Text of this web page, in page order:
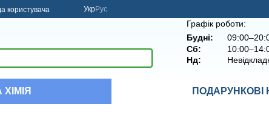
користувача УкрРус
Графік роботи:
Будні:
Сб:
Нд:
ПОДАРУНКОВІ